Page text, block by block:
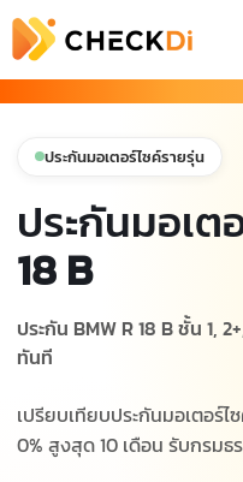
ประกันมอเตอร์ไซค์รายรุ่น
ประกันมอเต
18 B
ประกัน BMW R 18 B ชั้น 1,
ทันที
เปรียบเทียบประกันมอเตอร์
0% สูงสุด 10 เดือน รับกรมธ